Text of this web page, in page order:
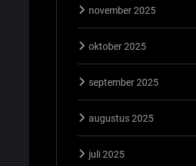
november 2025
oktober 2025
september 2025
augustus 2025
juli 2025